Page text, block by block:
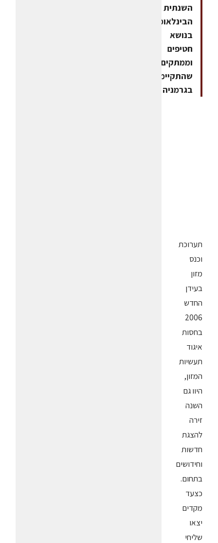
השנתית
הבינלאומית
בנושא
חטיפים
וממתקים,
שהתקיימה
בגרמניה
תערוכת
וכנס
מזון
בעידן
החדש
2006
בחסות
איגוד
תעשיות
המזון,
היוו גם
השנה
זירה
להצגת
חדשות
וחידושים
בתחום.
כצעד
מקדים
יצאו
שליחי